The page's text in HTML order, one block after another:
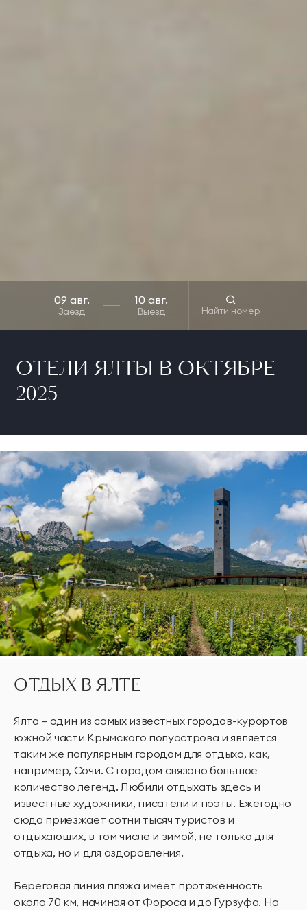
ОТЕЛИ ЯЛТЫ В ОКТЯБРЕ
2025
Заезд Выезд Найти номер
ОТДЫХ В ЯЛТЕ
Ялта – один из самых известных городов-курортов
южной части Крымского полуострова и является
таким же популярным городом для отдыха, как,
например, Сочи. С городом связано большое
количество легенд. Любили отдыхать здесь и
известные художники, писатели и поэты. Ежегодно
сюда приезжает сотни тысяч туристов и
отдыхающих, в том числе и зимой, не только для
отдыха, но и для оздоровления.
Береговая линия пляжа имеет протяженность
около 70 км, начиная от Фороса и до Гурзуфа. На